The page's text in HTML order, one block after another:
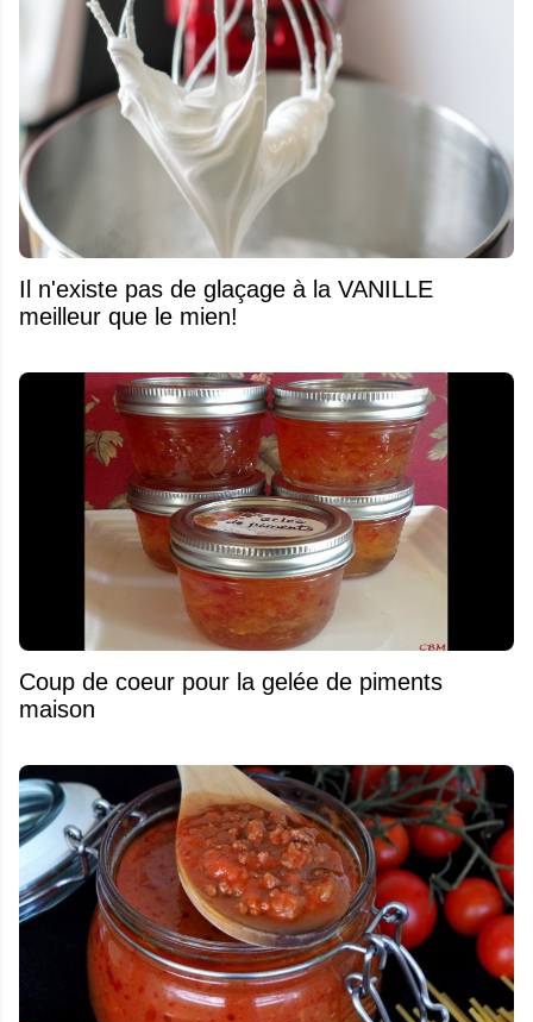
Il n'existe pas de glaçage à la VANILLE
meilleur que le mien!
Coup de coeur pour la gelée de piments
maison